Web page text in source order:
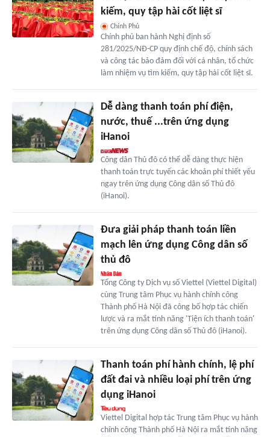
kiếm, quy tập hài cốt liệt sĩ
Chính Phủ
Chính phủ ban hành Nghị định số
281/2025/NĐ-CP quy định chế độ, chính sách
và công tác bảo đảm đối với cá nhân, tổ chức
làm nhiệm vụ tìm kiếm, quy tập hài cốt liệt sĩ.
Dễ dàng thanh toán phí điện,
nước, thuế ...trên ứng dụng
iHanoi
Công dân Thủ đô có thể dễ dàng thực hiện
thanh toán trực tuyến các khoản phí thiết yếu
ngay trên ứng dụng Công dân số Thủ đô
(iHanoi).
Đưa giải pháp thanh toán liền
mạch lên ứng dụng Công dân số
thủ đô
Tổng Công ty Dịch vụ số Viettel (Viettel Digital)
cùng Trung tâm Phục vụ hành chính công
Thành phố Hà Nội đã công bố hợp tác chiến
lược và ra mắt tính năng 'Tiện ích thanh toán'
trên ứng dụng Công dân số Thủ đô (iHanoi).
Thanh toán phí hành chính, lệ phí
đất đai và nhiều loại phí trên ứng
dụng iHanoi
Viettel Digital hợp tác Trung tâm Phục vụ hành
chính công Thành phố Hà Nội ra mắt tính năng